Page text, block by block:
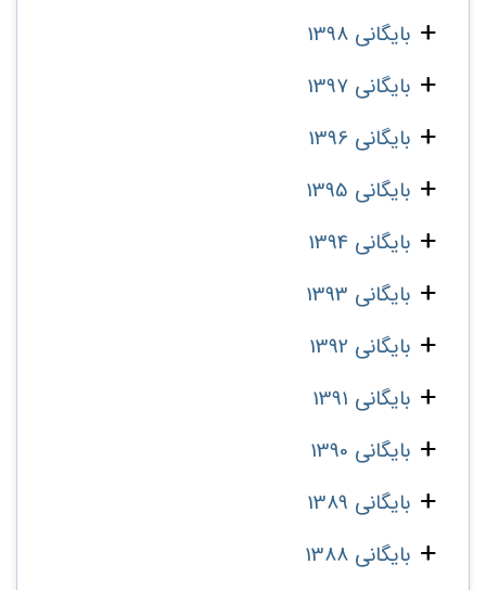
بایگانی 1398
بایگانی 1397
بایگانی 1396
بایگانی 1395
بایگانی 1394
بایگانی 1393
بایگانی 1392
بایگانی 1391
بایگانی 1390
بایگانی 1389
بایگانی 1388